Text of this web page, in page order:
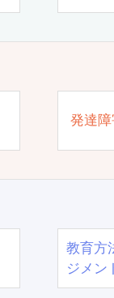
発達
教育方
ジメン